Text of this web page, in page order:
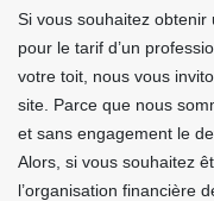
Si vous souhaitez
pour le tarif d’un
votre toit, nous vous
site. Parce que nous
et sans engagement le
Alors, si vous souhaitez
l’organisation financière